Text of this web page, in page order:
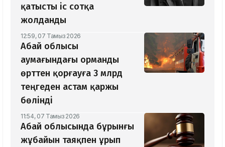
қатысты іс сотқа
жолданды
12:59, 07 Тамыз 2026
Абай облысы
аумағындағы орманды
өрттен қорғауға 3 млрд
теңгеден астам қаржы
бөлінді
11:54, 07 Тамыз 2026
Абай облысында бұрынғы
жұбайын таяқпен ұрып